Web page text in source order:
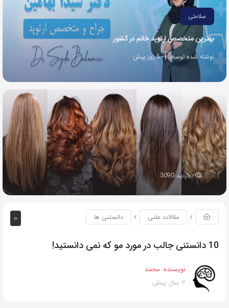
کپی
لینک
سلامتی
بهترین متخصص ارتوپد خانم در کشور
نوشته شده توسط 5 روز پیش
بازدید 3090
0 مقالات علمی دانستنی ها
10 دانستنی جالب در مورد مو که نمی دانستید!
نویسنده: محمد
2 سال پیش